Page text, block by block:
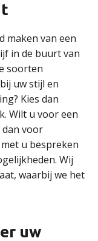
maken van een
in de buurt van
soorten
uw stijl en
Kies dan
Wilt u voor een
dan voor
u bespreken
Wij
waarbij we het
uw